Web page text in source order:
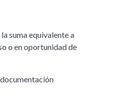
suma equivalente a
o en oportunidad de